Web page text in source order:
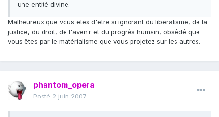
une entité divine.
Malheureux que vous êtes d'être si ignorant du libéralisme, de la
justice, du droit, de l'avenir et du progrès humain, obsédé que
vous êtes par le matérialisme que vous projetez sur les autres.
phantom_opera
Posté 2 juin 2007